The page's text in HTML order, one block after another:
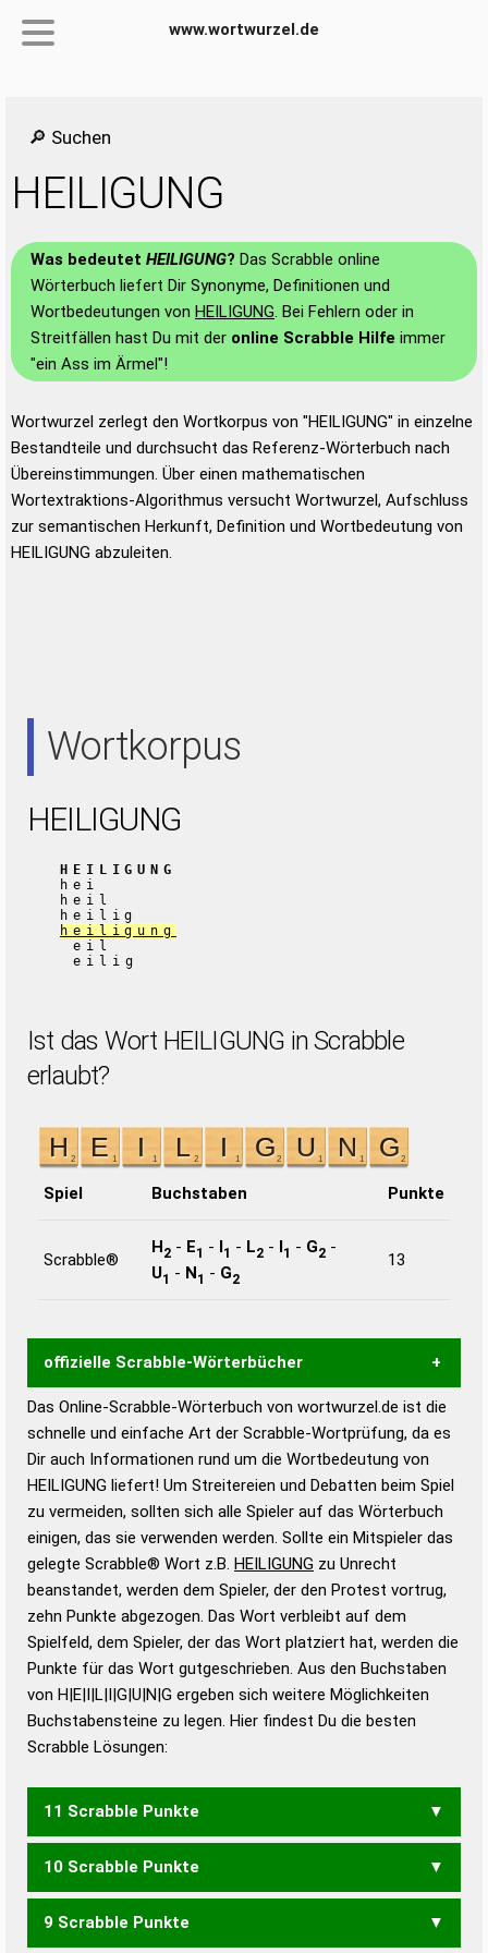
www.wortwurzel.de
🔎 Suchen
HEILIGUNG
Was bedeutet HEILIGUNG? Das Scrabble online
Wörterbuch liefert Dir Synonyme, Definitionen und
Wortbedeutungen von HEILIGUNG. Bei Fehlern oder in
Streitfällen hast Du mit der online Scrabble Hilfe immer
"ein Ass im Ärmel"!
Wortwurzel zerlegt den Wortkorpus von "HEILIGUNG" in einzelne
Bestandteile und durchsucht das Referenz-Wörterbuch nach
Übereinstimmungen. Über einen mathematischen
Wortextraktions-Algorithmus versucht Wortwurzel, Aufschluss
zur semantischen Herkunft, Definition und Wortbedeutung von
HEILIGUNG abzuleiten.
Wortkorpus
HEILIGUNG
HEILIGUNG
hei
heil
heilig
heiligung
eil
eilig
Ist das Wort HEILIGUNG in Scrabble
erlaubt?
Spiel Buchstaben Punkte
Scrabble®
H2 - E1 - I1 - L2 - I1 - G2 -
U1 - N1 - G2
13
offizielle Scrabble-Wörterbücher
Wortwurzel liefert mit Hilfe eines semantischen
Wortanalyse-Algorithmus gute Anhaltspunkte zu
Wortbedeutung, Worttrennung und Wortform, um die
Gültigkeit eines Wortes für das Scrabble-Spiel zu
bestimmen!
zugelassene Turnier Scrabble-
Wörterbücher sind:
Duden – Standardwerk in 12 Bänden
Duden – Richtiges und gutes
Deutsch
Duden – Die deutsche Grammatik
Duden – Deutsches
Das Online-Scrabble-Wörterbuch von wortwurzel.de ist die
schnelle und einfache Art der Scrabble-Wortprüfung, da es
Dir auch Informationen rund um die Wortbedeutung von
HEILIGUNG liefert! Um Streitereien und Debatten beim Spiel
zu vermeiden, sollten sich alle Spieler auf das Wörterbuch
einigen, das sie verwenden werden. Sollte ein Mitspieler das
gelegte Scrabble® Wort z.B. HEILIGUNG zu Unrecht
beanstandet, werden dem Spieler, der den Protest vortrug,
zehn Punkte abgezogen. Das Wort verbleibt auf dem
Spielfeld, dem Spieler, der das Wort platziert hat, werden die
Punkte für das Wort gutgeschrieben. Aus den Buchstaben
von H|E|I|L|I|G|U|N|G ergeben sich weitere Möglichkeiten
Buchstabensteine zu legen. Hier findest Du die besten
Scrabble Lösungen:
11 Scrabble Punkte
UNHEILIG
10 Scrabble Punkte
HEILUNG
9 Scrabble Punkte